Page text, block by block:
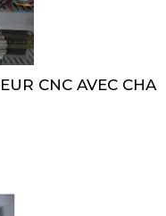
CNC AVEC CHA